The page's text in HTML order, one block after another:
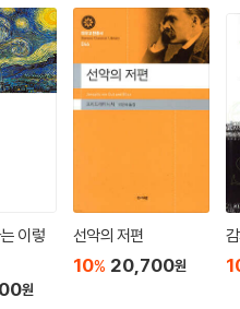
될 수 있는가에 주목하면서 정신
해한다. 그리하여 욕망을 생산하
재할 수 없음을 주장하고, 무의식
다는 권력 그 자체가 급진적 반복
대한 설명 방식은 섹스화, 젠더
전 저작에서 전복적 전유와 호명
행성을 논의했던 버틀러는 이 책
이렇
원
선악의 저편
10% 20,700원